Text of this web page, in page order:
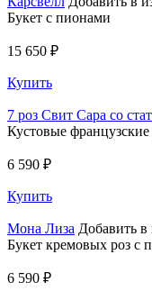
Букет с пионами
15 650 ₽
Купить
7 роз Свит Сара со
Кустовые
6 590 ₽
Купить
Мона Лиза Добавить в
Букет кремовых роз с
6 590 ₽